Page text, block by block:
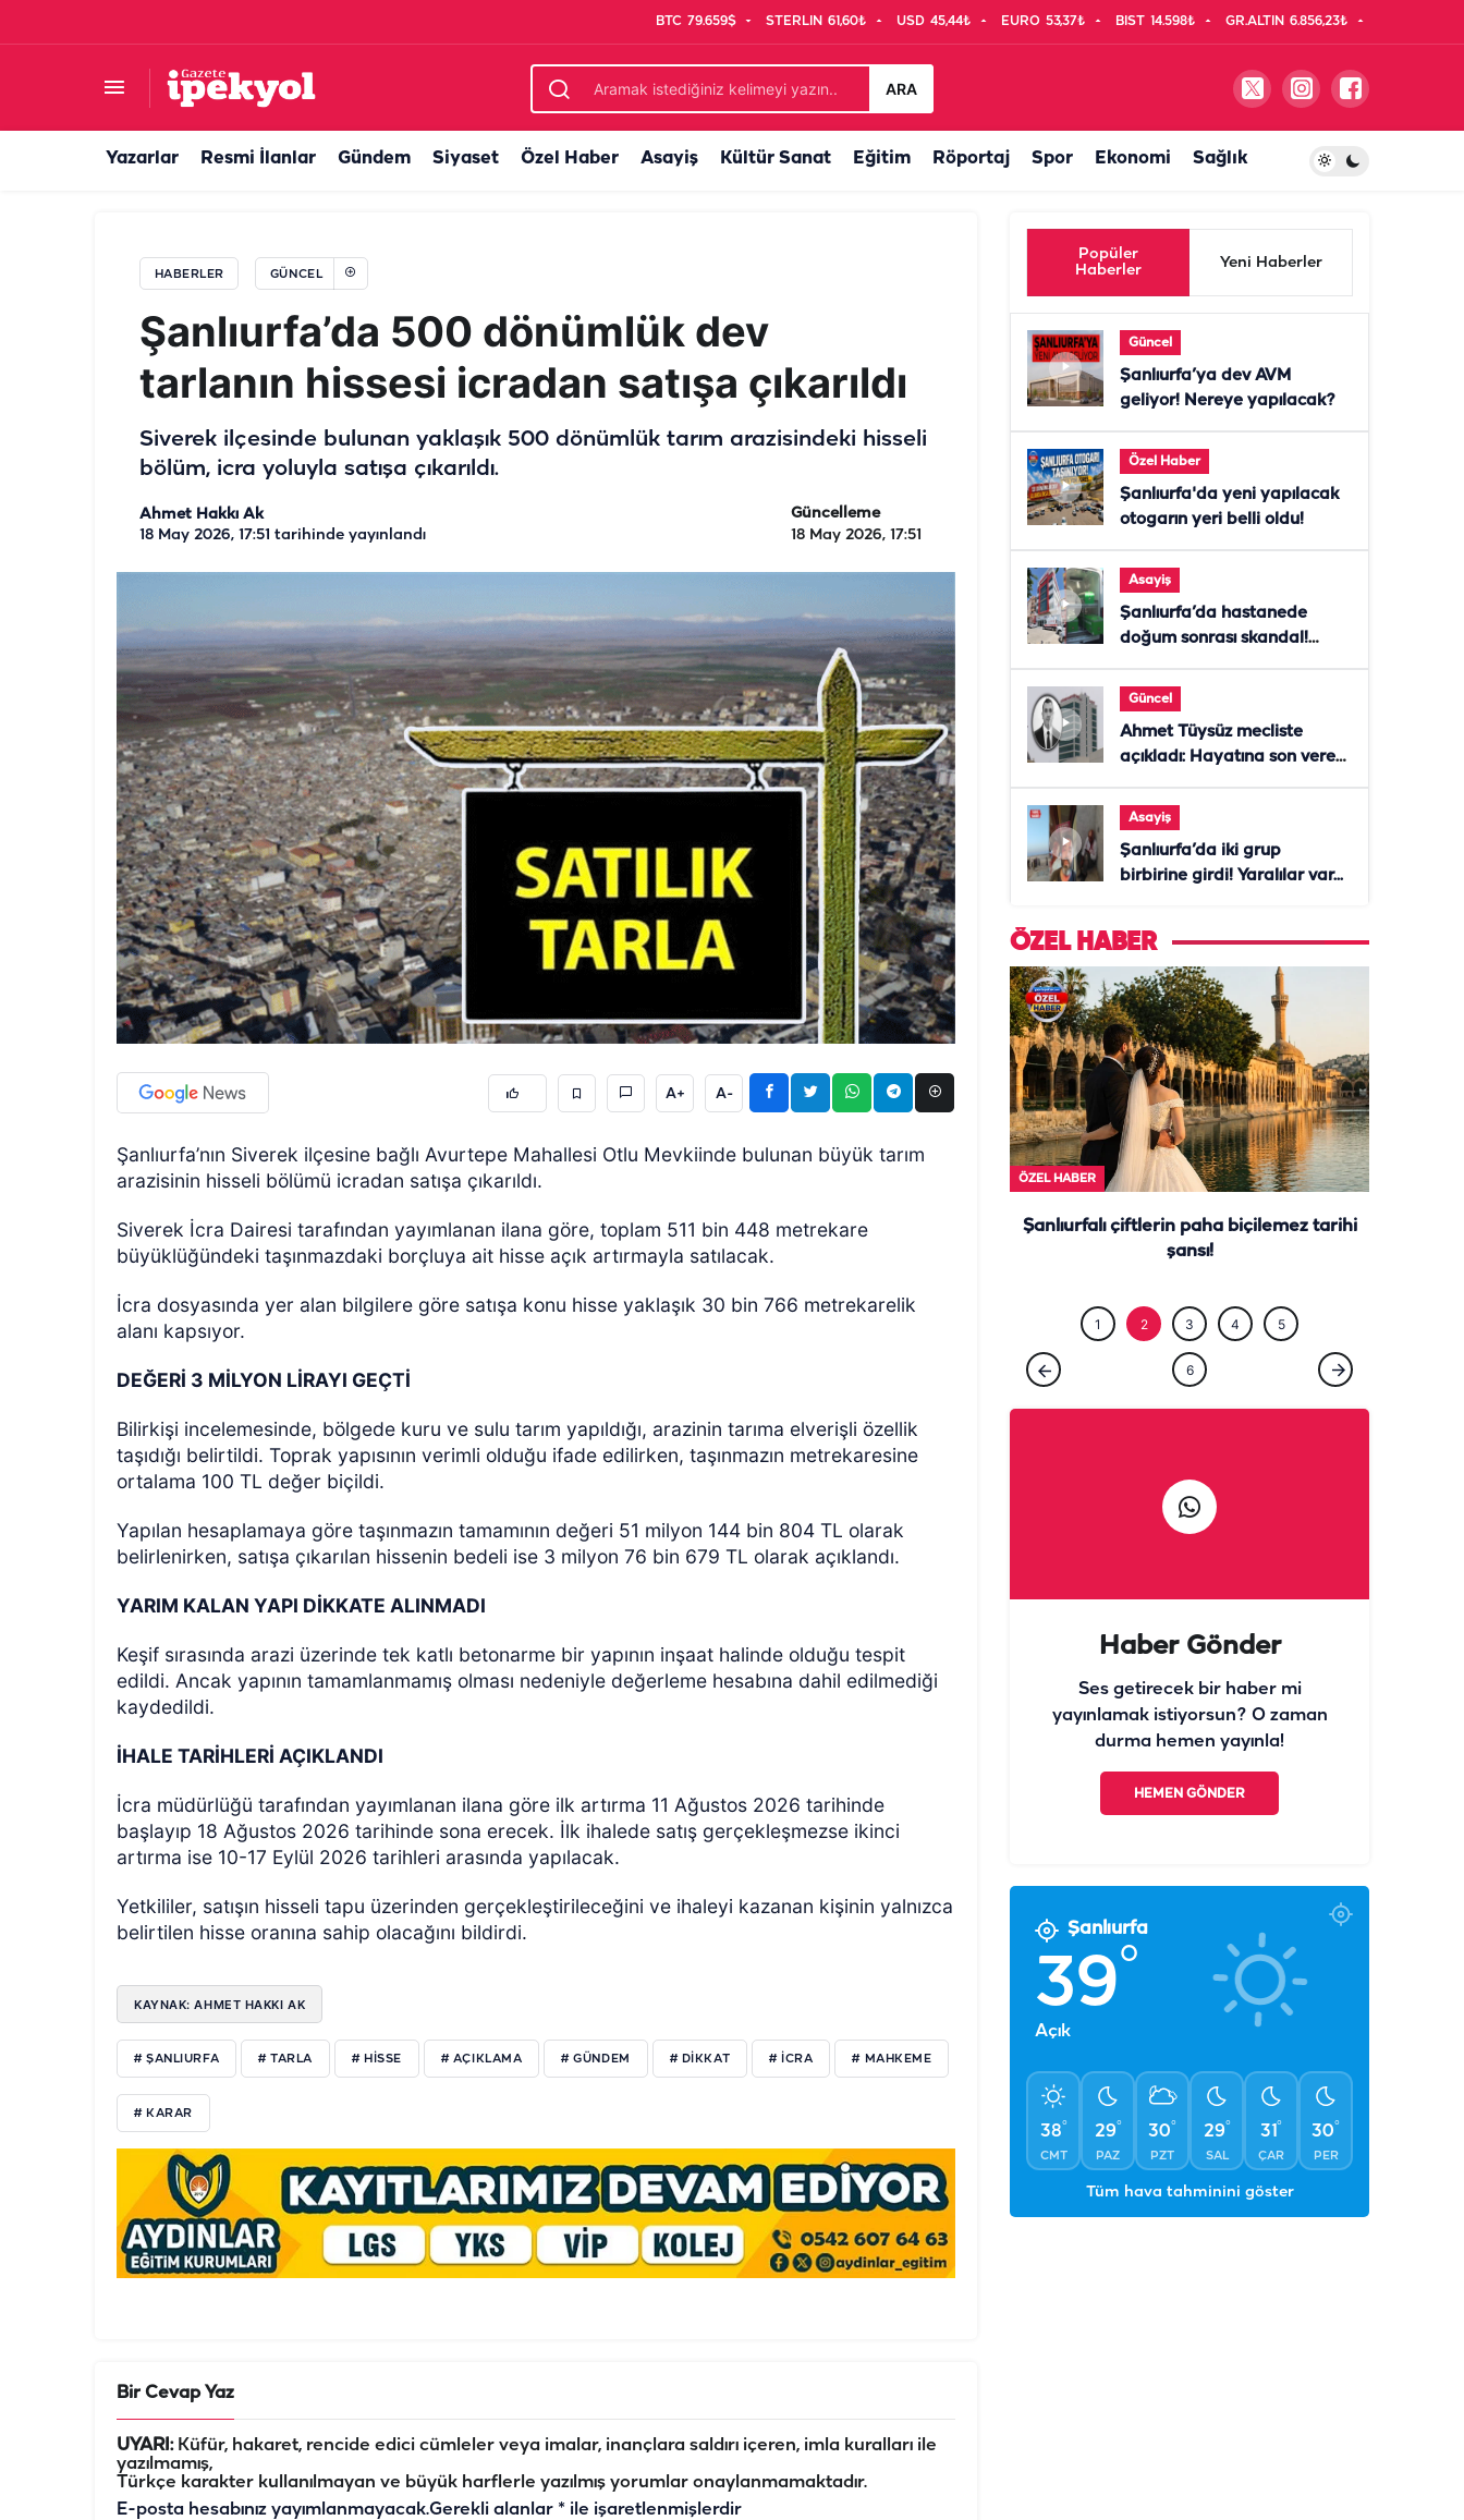
BTC 79.659$ STERLIN 61,60₺ USD 45,44₺ EURO 53,37₺ BIST 14.598₺ GR.ALTIN 6.856,23₺
ARA
Yazarlar Resmi İlanlar Gündem Siyaset Özel Haber Asayiş Kültür Sanat Eğitim Röportaj Spor Ekonomi Sağlık
HABERLER GÜNCEL
Şanlıurfa’da 500 dönümlük dev
tarlanın hissesi icradan satışa çıkarıldı
Siverek ilçesinde bulunan yaklaşık 500 dönümlük tarım arazisindeki hisseli
bölüm, icra yoluyla satışa çıkarıldı.
Ahmet Hakkı Ak
18 May 2026, 17:51 tarihinde yayınlandı
Güncelleme
18 May 2026, 17:51
A+ A-
Şanlıurfa’nın Siverek ilçesine bağlı Avurtepe Mahallesi Otlu Mevkiinde bulunan büyük tarım
arazisinin hisseli bölümü icradan satışa çıkarıldı.
Siverek İcra Dairesi tarafından yayımlanan ilana göre, toplam 511 bin 448 metrekare
büyüklüğündeki taşınmazdaki borçluya ait hisse açık artırmayla satılacak.
İcra dosyasında yer alan bilgilere göre satışa konu hisse yaklaşık 30 bin 766 metrekarelik
alanı kapsıyor.
DEĞERİ 3 MİLYON LİRAYI GEÇTİ
Bilirkişi incelemesinde, bölgede kuru ve sulu tarım yapıldığı, arazinin tarıma elverişli özellik
taşıdığı belirtildi. Toprak yapısının verimli olduğu ifade edilirken, taşınmazın metrekaresine
ortalama 100 TL değer biçildi.
Yapılan hesaplamaya göre taşınmazın tamamının değeri 51 milyon 144 bin 804 TL olarak
belirlenirken, satışa çıkarılan hissenin bedeli ise 3 milyon 76 bin 679 TL olarak açıklandı.
YARIM KALAN YAPI DİKKATE ALINMADI
Keşif sırasında arazi üzerinde tek katlı betonarme bir yapının inşaat halinde olduğu tespit
edildi. Ancak yapının tamamlanmamış olması nedeniyle değerleme hesabına dahil edilmediği
kaydedildi.
İHALE TARİHLERİ AÇIKLANDI
İcra müdürlüğü tarafından yayımlanan ilana göre ilk artırma 11 Ağustos 2026 tarihinde
başlayıp 18 Ağustos 2026 tarihinde sona erecek. İlk ihalede satış gerçekleşmezse ikinci
artırma ise 10-17 Eylül 2026 tarihleri arasında yapılacak.
Yetkililer, satışın hisseli tapu üzerinden gerçekleştirileceğini ve ihaleyi kazanan kişinin yalnızca
belirtilen hisse oranına sahip olacağını bildirdi.
KAYNAK: AHMET HAKKI AK
# ŞANLIURFA # TARLA # HISSE # AÇIKLAMA # GÜNDEM # DIKKAT # ICRA # MAHKEME
# KARAR
Bir Cevap Yaz
UYARI:Küfür, hakaret, rencide edici cümleler veya imalar, inançlara saldırı içeren, imla kuralları ile
yazılmamış,
Türkçe karakter kullanılmayan ve büyük harflerle yazılmış yorumlar onaylanmamaktadır.
E-posta hesabınız yayımlanmayacak.Gerekli alanlar * ile işaretlenmişlerdir
Popüler
Haberler
Yeni Haberler
Güncel
Şanlıurfa’ya dev AVM
geliyor! Nereye yapılacak?
Özel Haber
Şanlıurfa'da yeni yapılacak
otogarın yeri belli oldu!
Asayiş
Şanlıurfa’da hastanede
doğum sonrası skandal!
Güncel
Ahmet Tüysüz mecliste
açıkladı: Hayatına son veren
ölmezdim" notunu bıraktı
Asayiş
Şanlıurfa’da iki grup
birbirine girdi! Yaralılar var...
ÖZEL HABER
ÖZEL HABER
Şanlıurfalı çiftlerin paha biçilemez tarihi
şansı!
1 2 3 4 5
6
Haber Gönder
Ses getirecek bir haber mi
yayınlamak istiyorsun? O zaman
durma hemen yayınla!
HEMEN GÖNDER
Şanlıurfa
39°
Açık
38°
CMT
29°
PAZ
30°
PZT
29°
SAL
31°
ÇAR
30°
PER
Tüm hava tahminini göster